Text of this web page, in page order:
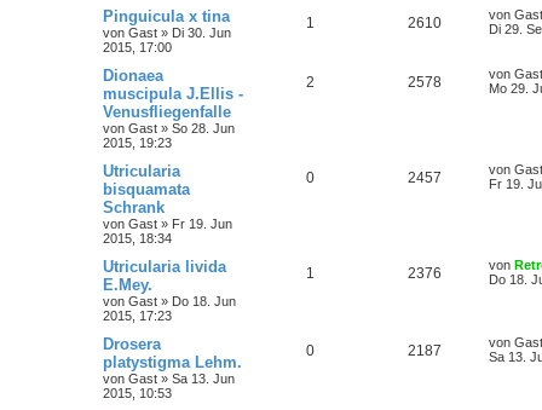
Pinguicula x tina
von Gast » Di 30. Jun
2015, 17:00
1 2610 von Gast
Di 29.
Dionaea
muscipula J.Ellis -
Venusfliegenfalle
von Gast » So 28. Jun
2015, 19:23
2 2578 von Gast
Mo 29.
Utricularia
bisquamata
Schrank
von Gast » Fr 19. Jun
2015, 18:34
0 2457 von Gast
Fr 19.
Utricularia livida
E.Mey.
von Gast » Do 18. Jun
2015, 17:23
1 2376 von
Do 18.
Drosera
platystigma Lehm.
von Gast » Sa 13. Jun
2015, 10:53
0 2187 von Gast
Sa 13.